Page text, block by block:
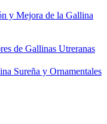
y Mejora de la Gallina
de Gallinas Utreranas
Sureña y Ornamentales